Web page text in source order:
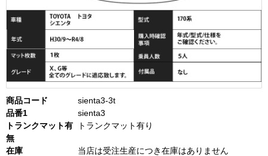
商品コード
sienta3-3t
品番1
sienta3
トランクマット有
無
トランクマット有り
在庫 当店は受注生産につき在庫はありません